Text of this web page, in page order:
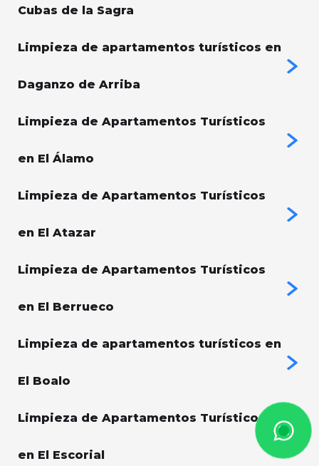
Cubas de la Sagra
Limpieza de apartamentos turísticos en
Daganzo de Arriba
Limpieza de Apartamentos Turísticos
en El Álamo
Limpieza de Apartamentos Turísticos
en El Atazar
Limpieza de Apartamentos Turísticos
en El Berrueco
Limpieza de apartamentos turísticos en
El Boalo
Limpieza de Apartamentos Turísticos
en El Escorial